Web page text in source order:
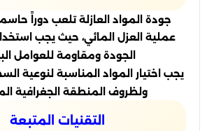
جودة المواد العازلة تلعب دوراً
عملية العزل المائي، حيث يجب
الجودة ومقاومة للعوامل
يجب اختيار المواد المناسبة لنوعية
ولظروف المنطقة الجغرافية
التقنيات المتبعة